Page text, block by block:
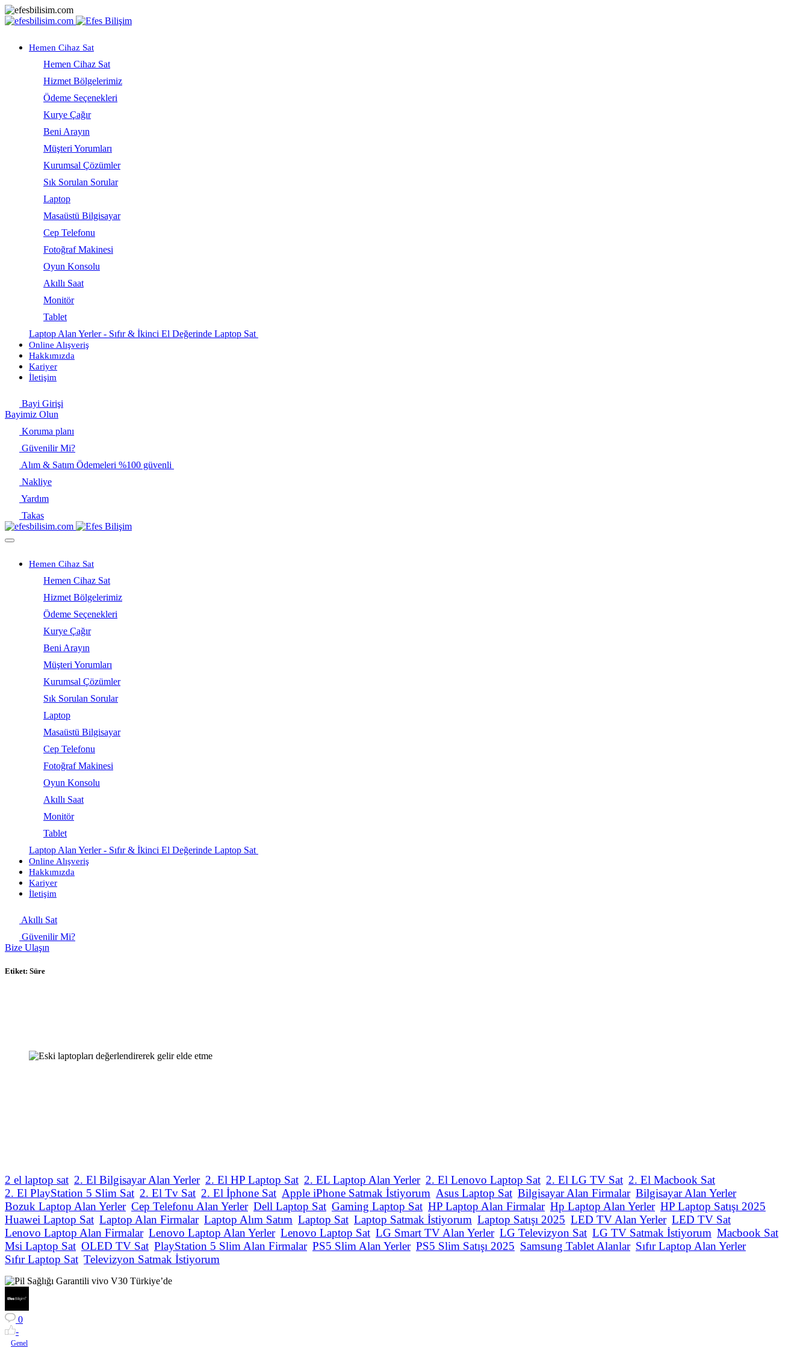
Hemen Cihaz Sat
Hemen Cihaz Sat
Hizmet Bölgelerimiz
Ödeme Seçenekleri
Kurye Çağır
Beni Arayın
Müşteri Yorumları
Kurumsal Çözümler
Sık Sorulan Sorular
Laptop
Masaüstü Bilgisayar
Cep Telefonu
Fotoğraf Makinesi
Oyun Konsolu
Akıllı Saat
Monitör
Tablet
Laptop Alan Yerler - Sıfır & İkinci El Değerinde Laptop Sat
Online Alışveriş
Hakkımızda
Kariyer
İletişim
Bayi Girişi
Bayimiz Olun
Koruma planı
Güvenilir Mi?
Alım & Satım Ödemeleri %100 güvenli
Nakliye
Yardım
Takas
Hemen Cihaz Sat
Hemen Cihaz Sat
Hizmet Bölgelerimiz
Ödeme Seçenekleri
Kurye Çağır
Beni Arayın
Müşteri Yorumları
Kurumsal Çözümler
Sık Sorulan Sorular
Laptop
Masaüstü Bilgisayar
Cep Telefonu
Fotoğraf Makinesi
Oyun Konsolu
Akıllı Saat
Monitör
Tablet
Laptop Alan Yerler - Sıfır & İkinci El Değerinde Laptop Sat
Online Alışveriş
Hakkımızda
Kariyer
İletişim
Akıllı Sat
Güvenilir Mi?
Bize Ulaşın
Etiket: Süre
2 el laptop sat 2. El Bilgisayar Alan Yerler 2. El HP Laptop Sat 2. EL Laptop Alan Yerler 2. El Lenovo Laptop Sat 2. El LG TV Sat 2. El Macbook Sat
2. El PlayStation 5 Slim Sat 2. El Tv Sat 2. El İphone Sat Apple iPhone Satmak İstiyorum Asus Laptop Sat Bilgisayar Alan Firmalar Bilgisayar Alan Yerler
Bozuk Laptop Alan Yerler Cep Telefonu Alan Yerler Dell Laptop Sat Gaming Laptop Sat HP Laptop Alan Firmalar Hp Laptop Alan Yerler HP Laptop Satışı 2025
Huawei Laptop Sat Laptop Alan Firmalar Laptop Alım Satım Laptop Sat Laptop Satmak İstiyorum Laptop Satışı 2025 LED TV Alan Yerler LED TV Sat
Lenovo Laptop Alan Firmalar Lenovo Laptop Alan Yerler Lenovo Laptop Sat LG Smart TV Alan Yerler LG Televizyon Sat LG TV Satmak İstiyorum Macbook Sat
Msi Laptop Sat OLED TV Sat PlayStation 5 Slim Alan Firmalar PS5 Slim Alan Yerler PS5 Slim Satışı 2025 Samsung Tablet Alanlar Sıfır Laptop Alan Yerler
Sıfır Laptop Sat Televizyon Satmak İstiyorum
0
-
Genel